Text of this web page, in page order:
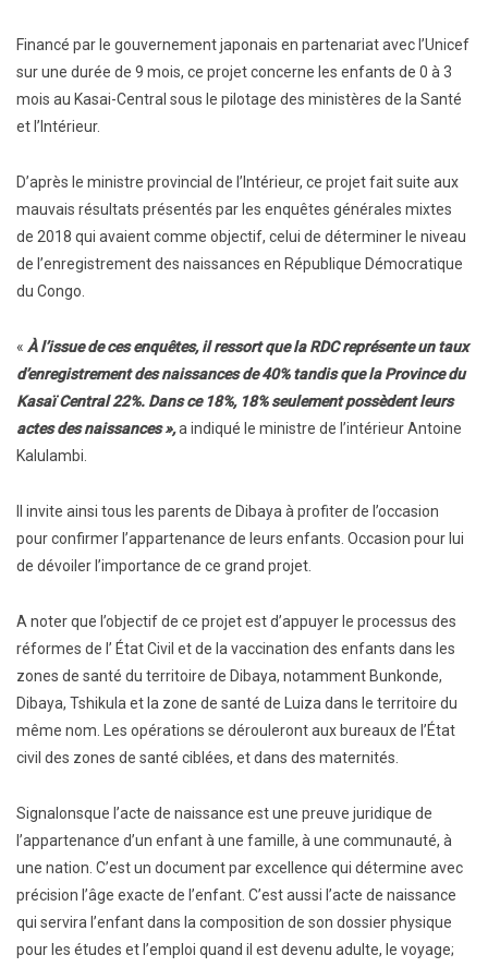
Financé par le gouvernement japonais en partenariat avec l’Unicef
sur une durée de 9 mois, ce projet concerne les enfants de 0 à 3
mois au Kasai-Central sous le pilotage des ministères de la Santé
et l’Intérieur.
D’après le ministre provincial de l’Intérieur, ce projet fait suite aux
mauvais résultats présentés par les enquêtes générales mixtes
de 2018 qui avaient comme objectif, celui de déterminer le niveau
de l’enregistrement des naissances en République Démocratique
du Congo.
« À l’issue de ces enquêtes, il ressort que la RDC représente un taux
d’enregistrement des naissances de 40% tandis que la Province du
Kasaï Central 22%. Dans ce 18%, 18% seulement possèdent leurs
actes des naissances »,a indiqué le ministre de l’intérieur Antoine
Kalulambi.
Il invite ainsi tous les parents de Dibaya à profiter de l’occasion
pour confirmer l’appartenance de leurs enfants. Occasion pour lui
de dévoiler l’importance de ce grand projet.
A noter que l’objectif de ce projet est d’appuyer le processus des
réformes de l’ État Civil et de la vaccination des enfants dans les
zones de santé du territoire de Dibaya, notamment Bunkonde,
Dibaya, Tshikula et la zone de santé de Luiza dans le territoire du
même nom. Les opérations se dérouleront aux bureaux de l’État
civil des zones de santé ciblées, et dans des maternités.
Signalonsque l’acte de naissance est une preuve juridique de
l’appartenance d’un enfant à une famille, à une communauté, à
une nation. C’est un document par excellence qui détermine avec
précision l’âge exacte de l’enfant. C’est aussi l’acte de naissance
qui servira l’enfant dans la composition de son dossier physique
pour les études et l’emploi quand il est devenu adulte, le voyage;